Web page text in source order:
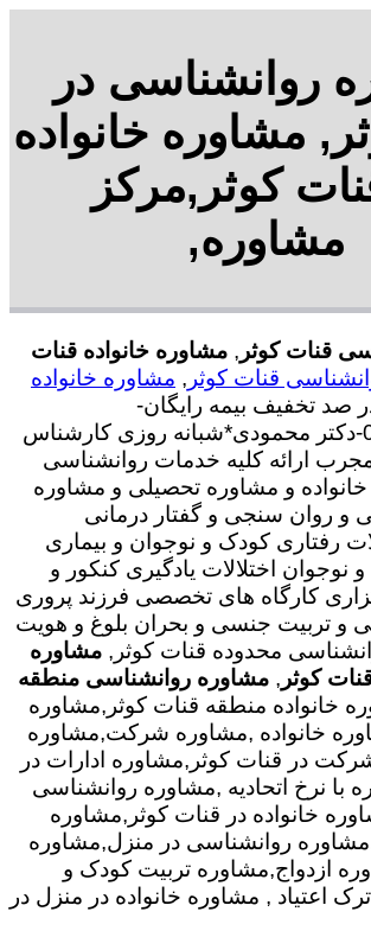
روانشناسی در
مشاوره خانواده
کوثر,مرکز
مشاوره,
قنات کوثر , مشاوره خانواده قنات
قنات کوثر , مشاوره خانواده
در صد تخفیف بیمه رایگان-
*-09334315660-دکتر محمودی*شبانه روزی کارشناس
ارائه کلیه خدمات روانشناسی
خانواده و مشاوره تحصیلی و مشاوره
و روان سنجی و گفتار درمانی
رفتاری کودک و نوجوان و بیماری
اختلالات یادگیری کنکور و
کارگاه های تخصصی فرزند پروری
و تربیت جنسی و بحران بلوغ و هویت
محدوده قنات کوثر, مشاوره
کوثر , مشاوره روانشناسی منطقه
خانواده منطقه قنات کوثر,مشاوره
خانواده ,مشاوره شرکت,مشاوره
در قنات کوثر,مشاوره ادارات در
با نرخ اتحادیه ,مشاوره روانشناسی
خانواده در قنات کوثر,مشاوره
روانشناسی در منزل,مشاوره
ازدواج,مشاوره تربیت کودک و
اعتیاد , مشاوره خانواده در منزل در